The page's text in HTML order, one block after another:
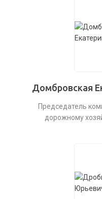
Домбровская
Председатель
дорожному